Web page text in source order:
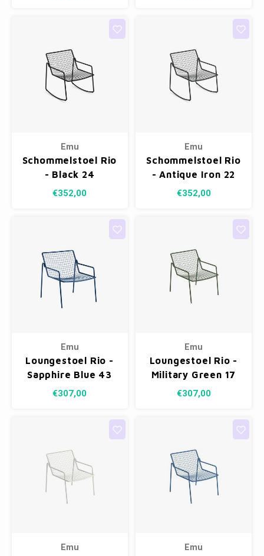
Emu
Schommelstoel Rio
- Black 24
€352,00
Emu
Schommelstoel Rio
- Antique Iron 22
€352,00
Emu
Loungestoel Rio -
Sapphire Blue 43
€307,00
Emu
Loungestoel Rio -
Military Green 17
€307,00
Emu Emu